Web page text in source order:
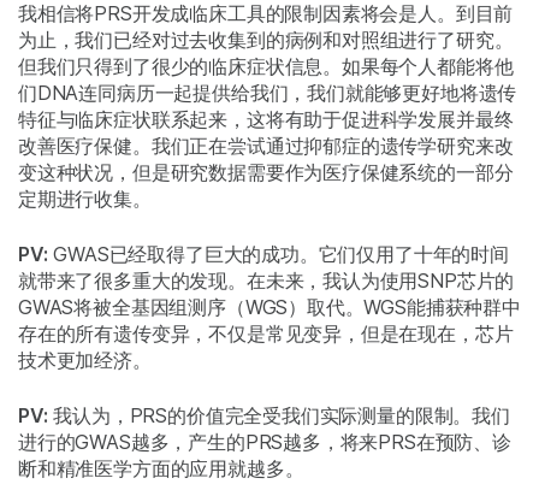
我相信将PRS开发成临床工具的限制因素将会是人。到目前
为止，我们已经对过去收集到的病例和对照组进行了研究。
但我们只得到了很少的临床症状信息。如果每个人都能将他
们DNA连同病历一起提供给我们，我们就能够更好地将遗传
特征与临床症状联系起来，这将有助于促进科学发展并最终
改善医疗保健。我们正在尝试通过抑郁症的遗传学研究来改
变这种状况，但是研究数据需要作为医疗保健系统的一部分
定期进行收集。
PV: GWAS已经取得了巨大的成功。它们仅用了十年的时间
就带来了很多重大的发现。在未来，我认为使用SNP芯片的
GWAS将被全基因组测序（WGS）取代。WGS能捕获种群中
存在的所有遗传变异，不仅是常见变异，但是在现在，芯片
技术更加经济。
PV: 我认为，PRS的价值完全受我们实际测量的限制。我们
进行的GWAS越多，产生的PRS越多，将来PRS在预防、诊
断和精准医学方面的应用就越多。